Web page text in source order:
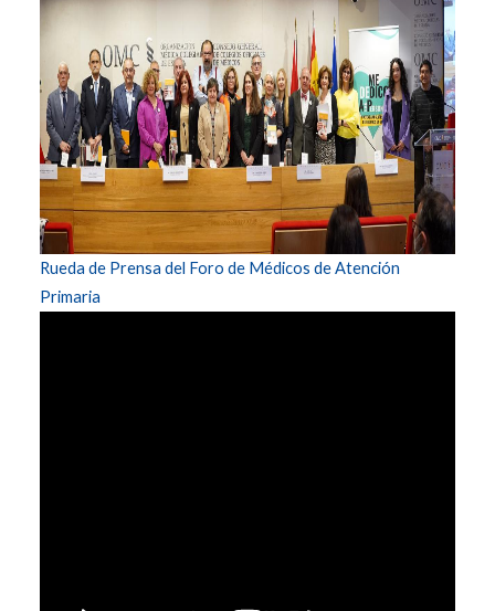
Rueda de Prensa del Foro de Médicos de Atención
Primaria